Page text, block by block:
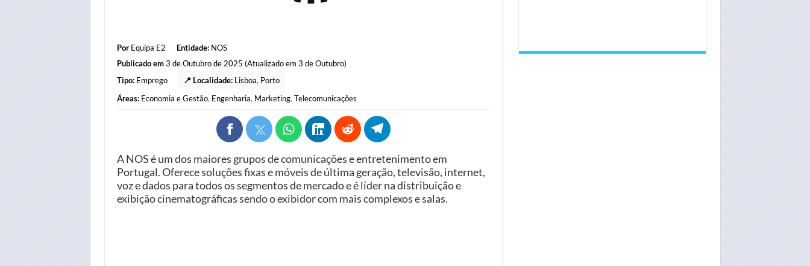
Por Equipa E2 Entidade: NOS
Publicado em3 de Outubro de 2025 (Atualizado em 3 de Outubro)
Tipo: Emprego 📍 Localidade: Lisboa, Porto
Áreas: Economia e Gestão, Engenharia, Marketing, Telecomunicações
A NOS é um dos maiores grupos de comunicações e entretenimento em
Portugal. Oferece soluções fixas e móveis de última geração, televisão, internet,
voz e dados para todos os segmentos de mercado e é líder na distribuição e
exibição cinematográficas sendo o exibidor com mais complexos e salas.